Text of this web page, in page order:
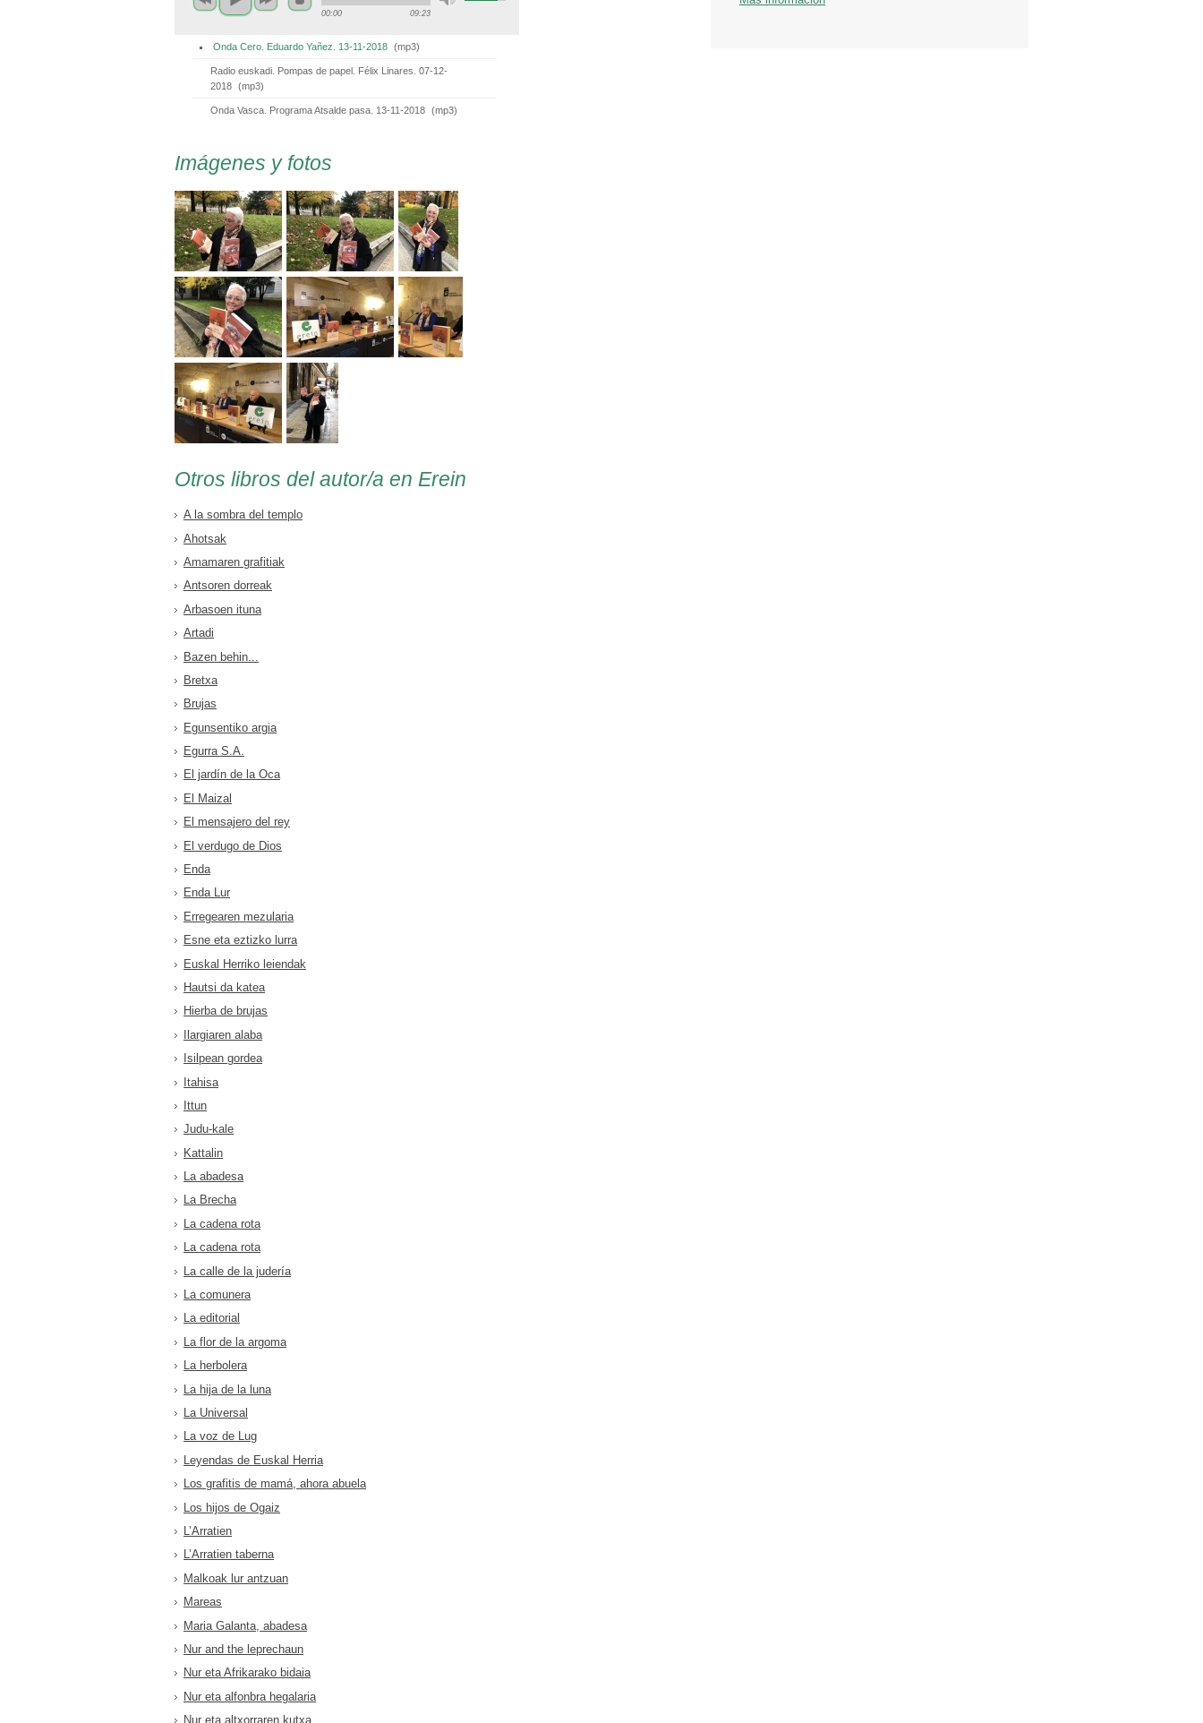
00:00 09:23
Onda Cero. Eduardo Yañez. 13-11-2018 (mp3)
Radio euskadi. Pompas de papel. Félix Linares. 07-12-
2018 (mp3)
Onda Vasca. Programa Atsalde pasa. 13-11-2018 (mp3)
Imágenes y fotos
Otros libros del autor/a en Erein
A la sombra del templo
Ahotsak
Amamaren grafitiak
Antsoren dorreak
Arbasoen ituna
Artadi
Bazen behin...
Bretxa
Brujas
Egunsentiko argia
Egurra S.A.
El jardín de la Oca
El Maizal
El mensajero del rey
El verdugo de Dios
Enda
Enda Lur
Erregearen mezularia
Esne eta eztizko lurra
Euskal Herriko leiendak
Hautsi da katea
Hierba de brujas
Ilargiaren alaba
Isilpean gordea
Itahisa
Ittun
Judu-kale
Kattalin
La abadesa
La Brecha
La cadena rota
La cadena rota
La calle de la judería
La comunera
La editorial
La flor de la argoma
La herbolera
La hija de la luna
La Universal
La voz de Lug
Leyendas de Euskal Herria
Los grafitis de mamá, ahora abuela
Los hijos de Ogaiz
L’Arratien
L’Arratien taberna
Malkoak lur antzuan
Mareas
Maria Galanta, abadesa
Nur and the leprechaun
Nur eta Afrikarako bidaia
Nur eta alfonbra hegalaria
Nur eta altxorraren kutxa